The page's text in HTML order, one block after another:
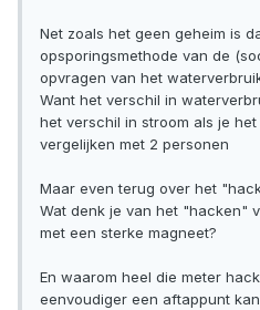
Net zoals het geen geheim is
opsporingsmethode van de
opvragen van het
Want het verschil in
het verschil in stroom als je
vergelijken met 2 personen
Maar even terug over het
Wat denk je van het "hacken"
met een sterke magneet?
En waarom heel die meter
eenvoudiger een aftappunt